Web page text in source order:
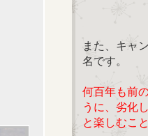
また、キャ
名です。
何百年も前
うに、劣化
と楽しむこ